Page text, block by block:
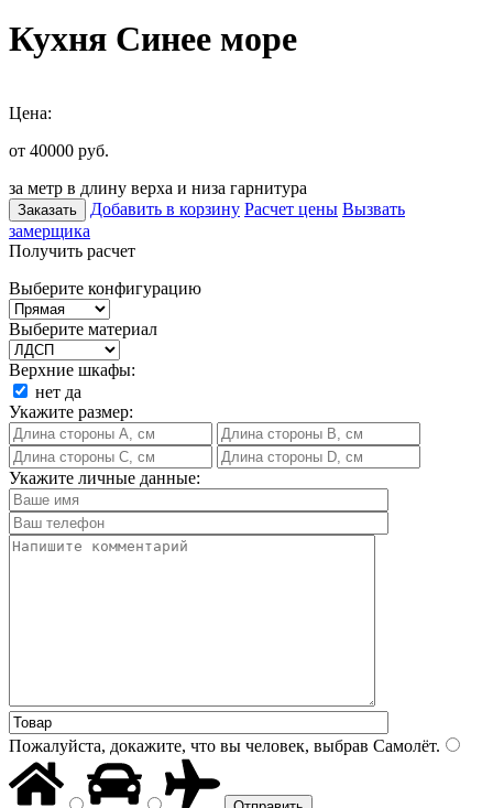
Кухня Синее море
Цена:
от 40000 руб.
за метр в длину верха и низа гарнитура
Заказать Добавить в корзину Расчет цены Вызвать
замерщика
Получить расчет
Выберите конфигурацию
Выберите материал
Верхние шкафы:
нет да
Укажите размер:
Укажите личные данные:
Пожалуйста, докажите, что вы человек, выбрав Самолёт.